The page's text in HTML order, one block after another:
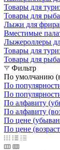
Товары для
Товары для
Лыжи для
Вместимые
Лыжероллеры
Товары для
Товары для
Фильтр
По умолчанию
По
По
По алфавиту
По алфавиту
По цене
По цене